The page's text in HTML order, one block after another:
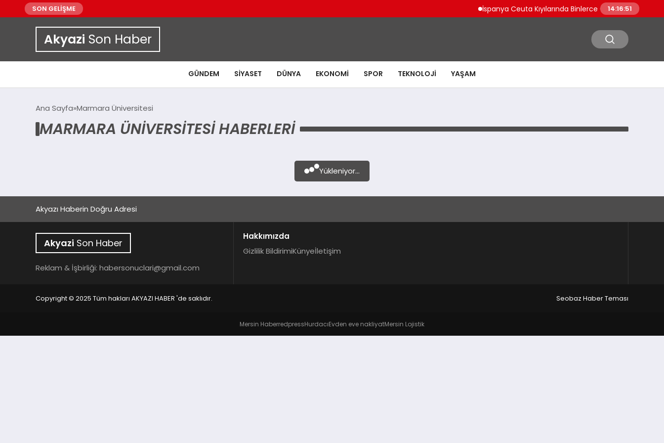
SON GELİŞME İspanya Ceuta Kıyılarında Binlerce Göçmen Tehlikeli
14:16:51
Akyazi Son Haber
GÜNDEM SIYASET DÜNYA EKONOMI SPOR TEKNOLOJI YAŞAM
Ana Sayfa Marmara Üniversitesi
MARMARA ÜNIVERSITESI HABERLERI
Yükleniyor...
Akyazı Haberin Doğru Adresi
Akyazi Son Haber
Reklam & İşbirliği: habersonuclari@gmail.com
Hakkımızda
Gizlilik BildirimiKünyeİletişim
Copyright © 2025 Tüm hakları AKYAZI HABER 'de saklıdır. Seobaz Haber Teması
Mersin HaberredpressHurdacıEvden eve nakliyatMersin Lojistik